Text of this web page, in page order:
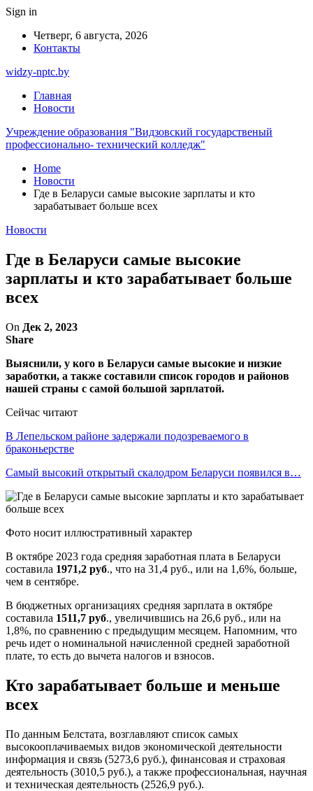
Sign in
Четверг, 6 августа, 2026
Контакты
widzy-nptc.by
Главная
Новости
Учреждение образования "Видзовский государственый
профессионально- технический колледж"
Home
Новости
Где в Беларуси самые высокие зарплаты и кто
зарабатывает больше всех
Новости
Где в Беларуси самые высокие
зарплаты и кто зарабатывает больше
всех
On Дек 2, 2023
Share
Выяснили, у кого в Беларуси самые высокие и низкие
заработки, а также составили список городов и районов
нашей страны с самой большой зарплатой.
Сейчас читают
В Лепельском районе задержали подозреваемого в
браконьерстве
Самый высокий открытый скалодром Беларуси появился в…
Фото носит иллюстративный характер
В октябре 2023 года средняя заработная плата в Беларуси
составила 1971,2 руб., что на 31,4 руб., или на 1,6%, больше,
чем в сентябре.
В бюджетных организациях средняя зарплата в октябре
составила 1511,7 руб., увеличившись на 26,6 руб., или на
1,8%, по сравнению с предыдущим месяцем. Напомним, что
речь идет о номинальной начисленной средней заработной
плате, то есть до вычета налогов и взносов.
Кто зарабатывает больше и меньше
всех
По данным Белстата, возглавляют список самых
высокооплачиваемых видов экономической деятельности
информация и связь (5273,6 руб.), финансовая и страховая
деятельность (3010,5 руб.), а также профессиональная, научная
и техническая деятельность (2526,9 руб.).